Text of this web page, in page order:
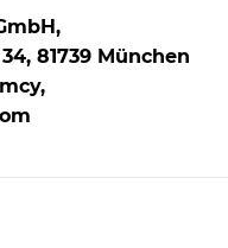
zapewniają lepsze
81739 München